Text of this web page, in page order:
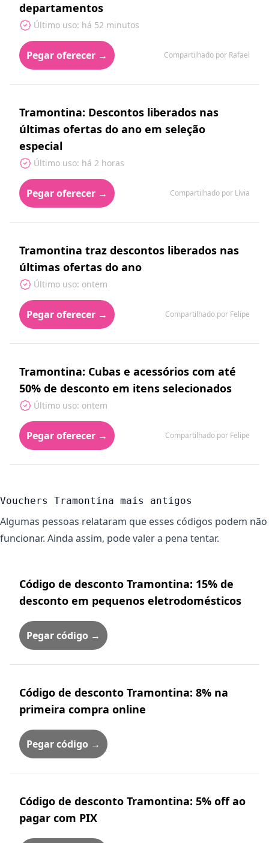
departamentos
Último uso: há 52 minutos
Pegar oferecer → Compartilhado por Rafael
Tramontina: Descontos liberados nas
últimas ofertas do ano em seleção
especial
Último uso: há 2 horas
Pegar oferecer → Compartilhado por Lívia
Tramontina traz descontos liberados nas
últimas ofertas do ano
Último uso: ontem
Pegar oferecer → Compartilhado por Felipe
Tramontina: Cubas e acessórios com até
50% de desconto em itens selecionados
Último uso: ontem
Pegar oferecer → Compartilhado por Felipe
Vouchers Tramontina mais antigos
Algumas pessoas relataram que esses códigos podem não
funcionar. Ainda assim, pode valer a pena tentar.
Código de desconto Tramontina: 15% de
desconto em pequenos eletrodomésticos
Pegar código →
Código de desconto Tramontina: 8% na
primeira compra online
Pegar código →
Código de desconto Tramontina: 5% off ao
pagar com PIX